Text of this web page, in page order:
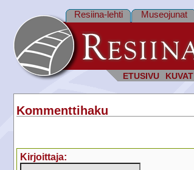
ETUSIVU KUVAT
Resiina-lehti Museojunat
Kommenttihaku
Kirjoittaja: